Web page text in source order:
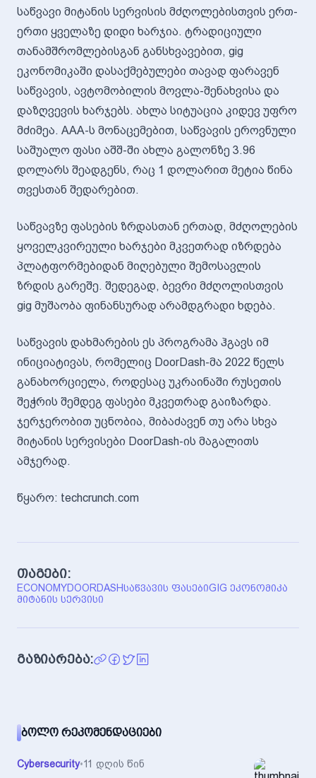
საწვავი მიტანის სერვისის მძღოლებისთვის ერთ-
ერთი ყველაზე დიდი ხარჯია. ტრადიციული
თანამშრომლებისგან განსხვავებით, gig
ეკონომიკაში დასაქმებულები თავად ფარავენ
საწვავის, ავტომობილის მოვლა-შენახვისა და
დაზღვევის ხარჯებს. ახლა სიტუაცია კიდევ უფრო
მძიმეა. AAA-ს მონაცემებით, საწვავის ეროვნული
საშუალო ფასი აშშ-ში ახლა გალონზე 3.96
დოლარს შეადგენს, რაც 1 დოლარით მეტია წინა
თვესთან შედარებით.
საწვავზე ფასების ზრდასთან ერთად, მძღოლების
ყოველკვირეული ხარჯები მკვეთრად იზრდება
პლატფორმებიდან მიღებული შემოსავლის
ზრდის გარეშე. შედეგად, ბევრი მძღოლისთვის
gig მუშაობა ფინანსურად არამდგრადი ხდება.
საწვავის დახმარების ეს პროგრამა ჰგავს იმ
ინიციატივას, რომელიც DoorDash-მა 2022 წელს
განახორციელა, როდესაც უკრაინაში რუსეთის
შეჭრის შემდეგ ფასები მკვეთრად გაიზარდა.
ჯერჯერობით უცნობია, მიბაძავენ თუ არა სხვა
მიტანის სერვისები DoorDash-ის მაგალითს
ამჯერად.
წყარო: techcrunch.com
თაგები:
ECONOMYDOORDASHᲡᲐᲬᲕᲐᲕᲘᲡ ᲤᲐᲡᲔᲑᲘGIG ᲔᲙᲝᲜᲝᲛᲘᲙᲐ
ᲛᲘᲢᲐᲜᲘᲡ ᲡᲔᲠᲕᲘᲡᲘ
გაზიარება:
ᲑᲝᲚᲝ ᲠᲔᲙᲝᲛᲔᲜᲓᲐᲪᲘᲔᲑᲘ
Cybersecurity•11 დღის წინ